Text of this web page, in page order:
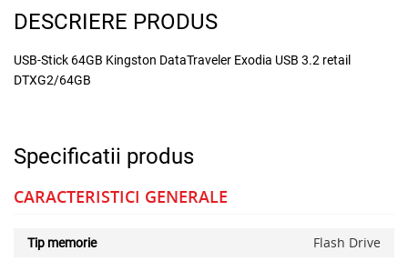
DESCRIERE PRODUS
USB-Stick 64GB Kingston DataTraveler Exodia USB 3.2 retail
DTXG2/64GB
Specificatii produs
CARACTERISTICI GENERALE
Tip memorie Flash Drive